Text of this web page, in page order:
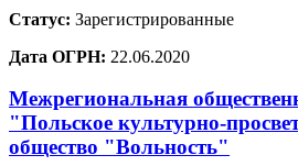
Статус: Зарегистрированные
Дата ОГРН: 22.06.2020
Межрегиональная
"Польское культурно-
общество "Вольность"